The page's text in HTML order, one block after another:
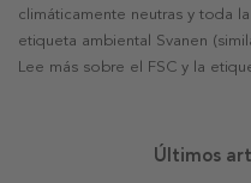
climáticamente neutras y toda
etiqueta ambiental Svanen
Lee más sobre el FSC y la
Últimos